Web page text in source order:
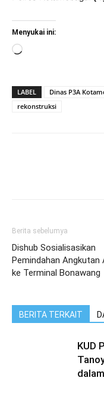
Menyukai ini:
Memuat...
LABEL Dinas P3A
rekonstruksi
Berita sebelumya
Dishub Sosialisasikan
Pemindahan Angkutan
ke Terminal Bonawang
BERITA TERKAIT
KUD